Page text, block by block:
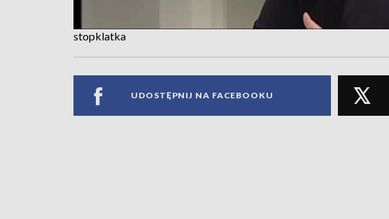
stopklatka
UDOSTĘPNIJ NA FACEBOOKU